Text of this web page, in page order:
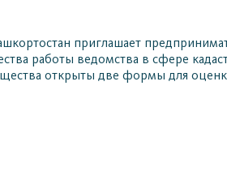
приглашает
работы ведомства в сфере
открыты две формы для